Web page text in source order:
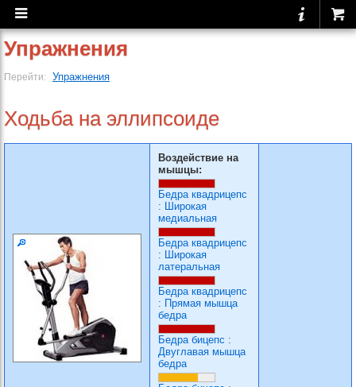
Упражнения
Перейти: Упражнения
Ходьба на эллипсоиде
Воздействие на
мышцы:
Бедра квадрицепс
: Широкая
медиальная
Бедра квадрицепс
: Широкая
латеральная
Бедра квадрицепс
: Прямая мышца
бедра
Бедра бицепс :
Двуглавая мышца
бедра